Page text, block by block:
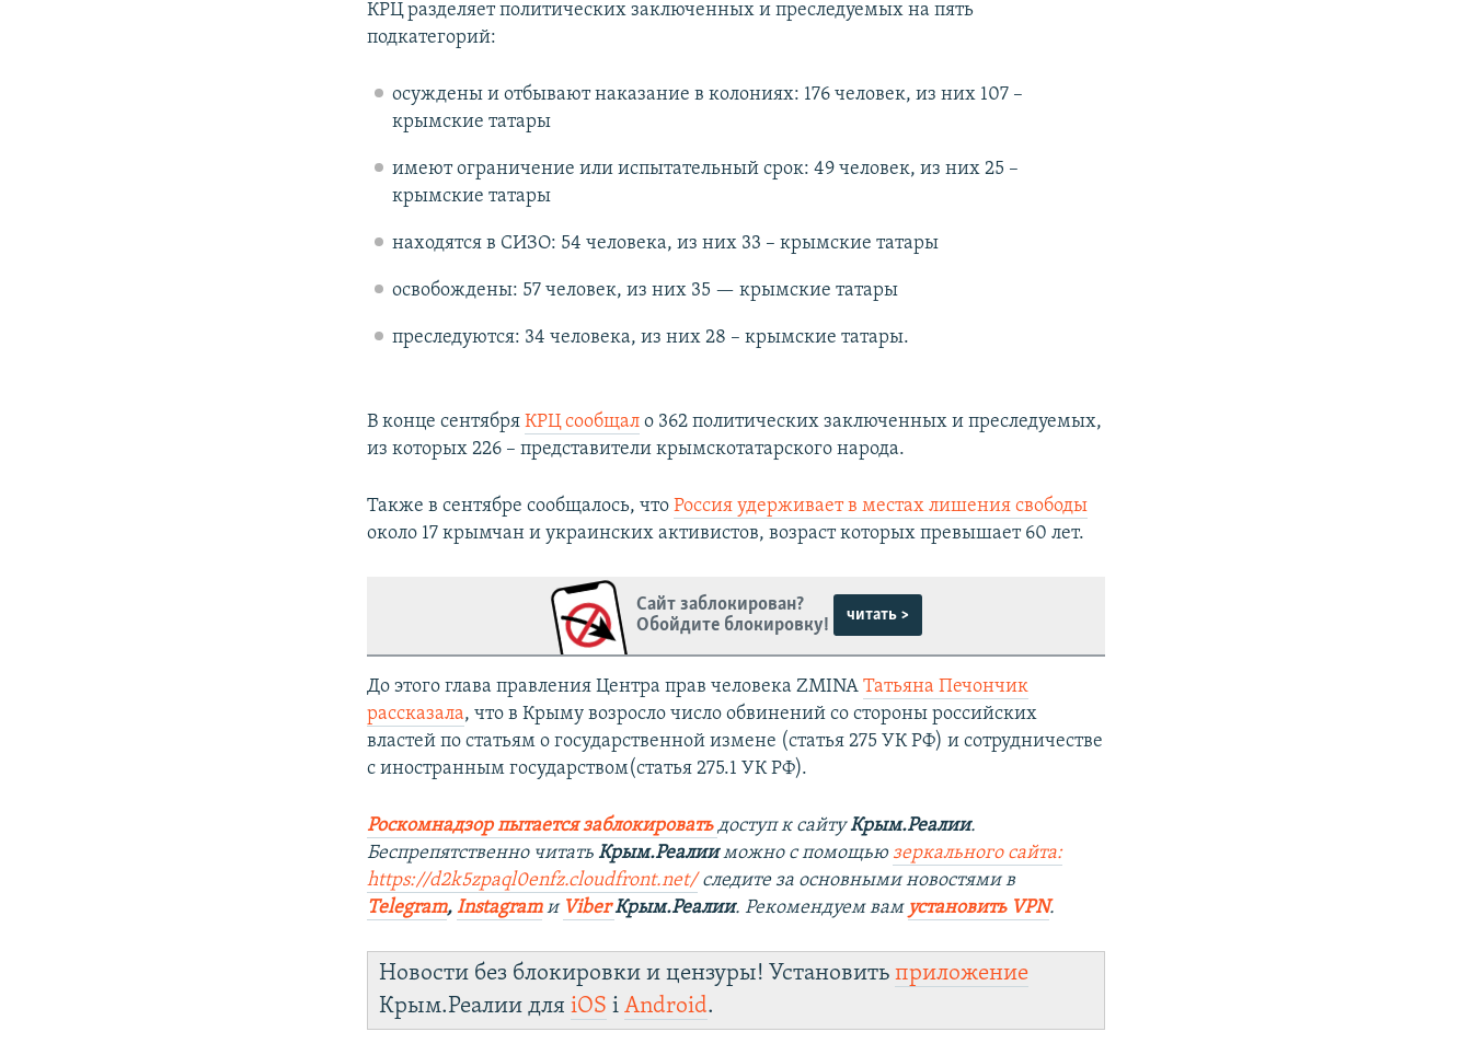
КРЦ разделяет политических заключенных и преследуемых на пять
подкатегорий:
осуждены и отбывают наказание в колониях: 176 человек, из них 107 –
крымские татары
имеют ограничение или испытательный срок: 49 человек, из них 25 –
крымские татары
находятся в СИЗО: 54 человека, из них 33 – крымские татары
освобождены: 57 человек, из них 35 — крымские татары
преследуются: 34 человека, из них 28 – крымские татары.
В конце сентябряКРЦ сообщал о 362 политических заключенных и преследуемых,
из которых 226 – представители крымскотатарского народа.
Также в сентябре сообщалось, чтоРоссия удерживает в местах лишения свободы
около 17 крымчан и украинских активистов, возраст которых превышает 60 лет.
Сайт заблокирован?
Обойдите блокировку!
читать >
До этого глава правления Центра прав человека ZMINAТатьяна Печончик
рассказала, что в Крыму возросло число обвинений со стороны российских
властей по статьям о государственной измене (статья 275 УК РФ) и сотрудничестве
с иностранным государством(статья 275.1 УК РФ).
Роскомнадзор пытается заблокироватьдоступ к сайтуКрым.Реалии.
Беспрепятственно читатьКрым.Реалииможно с помощьюзеркального сайта:
https://d2k5zpaql0enfz.cloudfront.net/ следите за основными новостями в
Telegram,Instagramи Viber Крым.Реалии. Рекомендуем вам установить VPN.
Новости без блокировки и цензуры! Установитьприложение
Крым.Реалии дляiOS іAndroid.